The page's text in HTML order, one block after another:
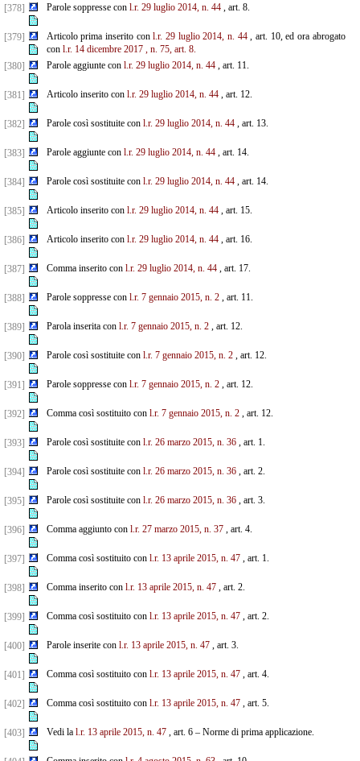
[378] Parole soppresse con l.r. 29 luglio 2014, n. 44, art. 8.
[379] Articolo prima inserito conl.r. 29 luglio 2014, n. 44, art. 10, ed ora abrogato
con l.r. 14 dicembre 2017 , n. 75, art. 8.
[380]
Parole aggiunte con l.r. 29 luglio 2014, n. 44, art. 11.
[381] Articolo inserito con l.r. 29 luglio 2014, n. 44, art. 12.
[382] Parole così sostituite con l.r. 29 luglio 2014, n. 44, art. 13.
[383] Parole aggiunte con l.r. 29 luglio 2014, n. 44, art. 14.
[384] Parole così sostituite con l.r. 29 luglio 2014, n. 44, art. 14.
[385] Articolo inserito con l.r. 29 luglio 2014, n. 44, art. 15.
[386] Articolo inserito con l.r. 29 luglio 2014, n. 44, art. 16.
[387] Comma inserito con l.r. 29 luglio 2014, n. 44, art. 17.
[388] Parole soppresse con l.r. 7 gennaio 2015, n. 2, art. 11.
[389] Parola inserita con l.r. 7 gennaio 2015, n. 2, art. 12.
[390] Parole così sostituite con l.r. 7 gennaio 2015, n. 2, art. 12.
[391] Parole soppresse con l.r. 7 gennaio 2015, n. 2, art. 12.
[392] Comma così sostituito con l.r. 7 gennaio 2015, n. 2, art. 12.
[393] Parole così sostituite con l.r. 26 marzo 2015, n. 36, art. 1.
[394] Parole così sostituite con l.r. 26 marzo 2015, n. 36, art. 2.
[395] Parole così sostituite con l.r. 26 marzo 2015, n. 36, art. 3.
[396] Comma aggiunto con l.r. 27 marzo 2015, n. 37, art. 4.
[397] Comma così sostituito con l.r. 13 aprile 2015, n. 47, art. 1.
[398] Comma inserito con l.r. 13 aprile 2015, n. 47, art. 2.
[399] Comma così sostituito con l.r. 13 aprile 2015, n. 47, art. 2.
[400] Parole inserite con l.r. 13 aprile 2015, n. 47, art. 3.
[401] Comma così sostituito con l.r. 13 aprile 2015, n. 47, art. 4.
[402] Comma così sostituito con l.r. 13 aprile 2015, n. 47, art. 5.
[403] Vedi la l.r. 13 aprile 2015, n. 47, art. 6 – Norme di prima applicazione.